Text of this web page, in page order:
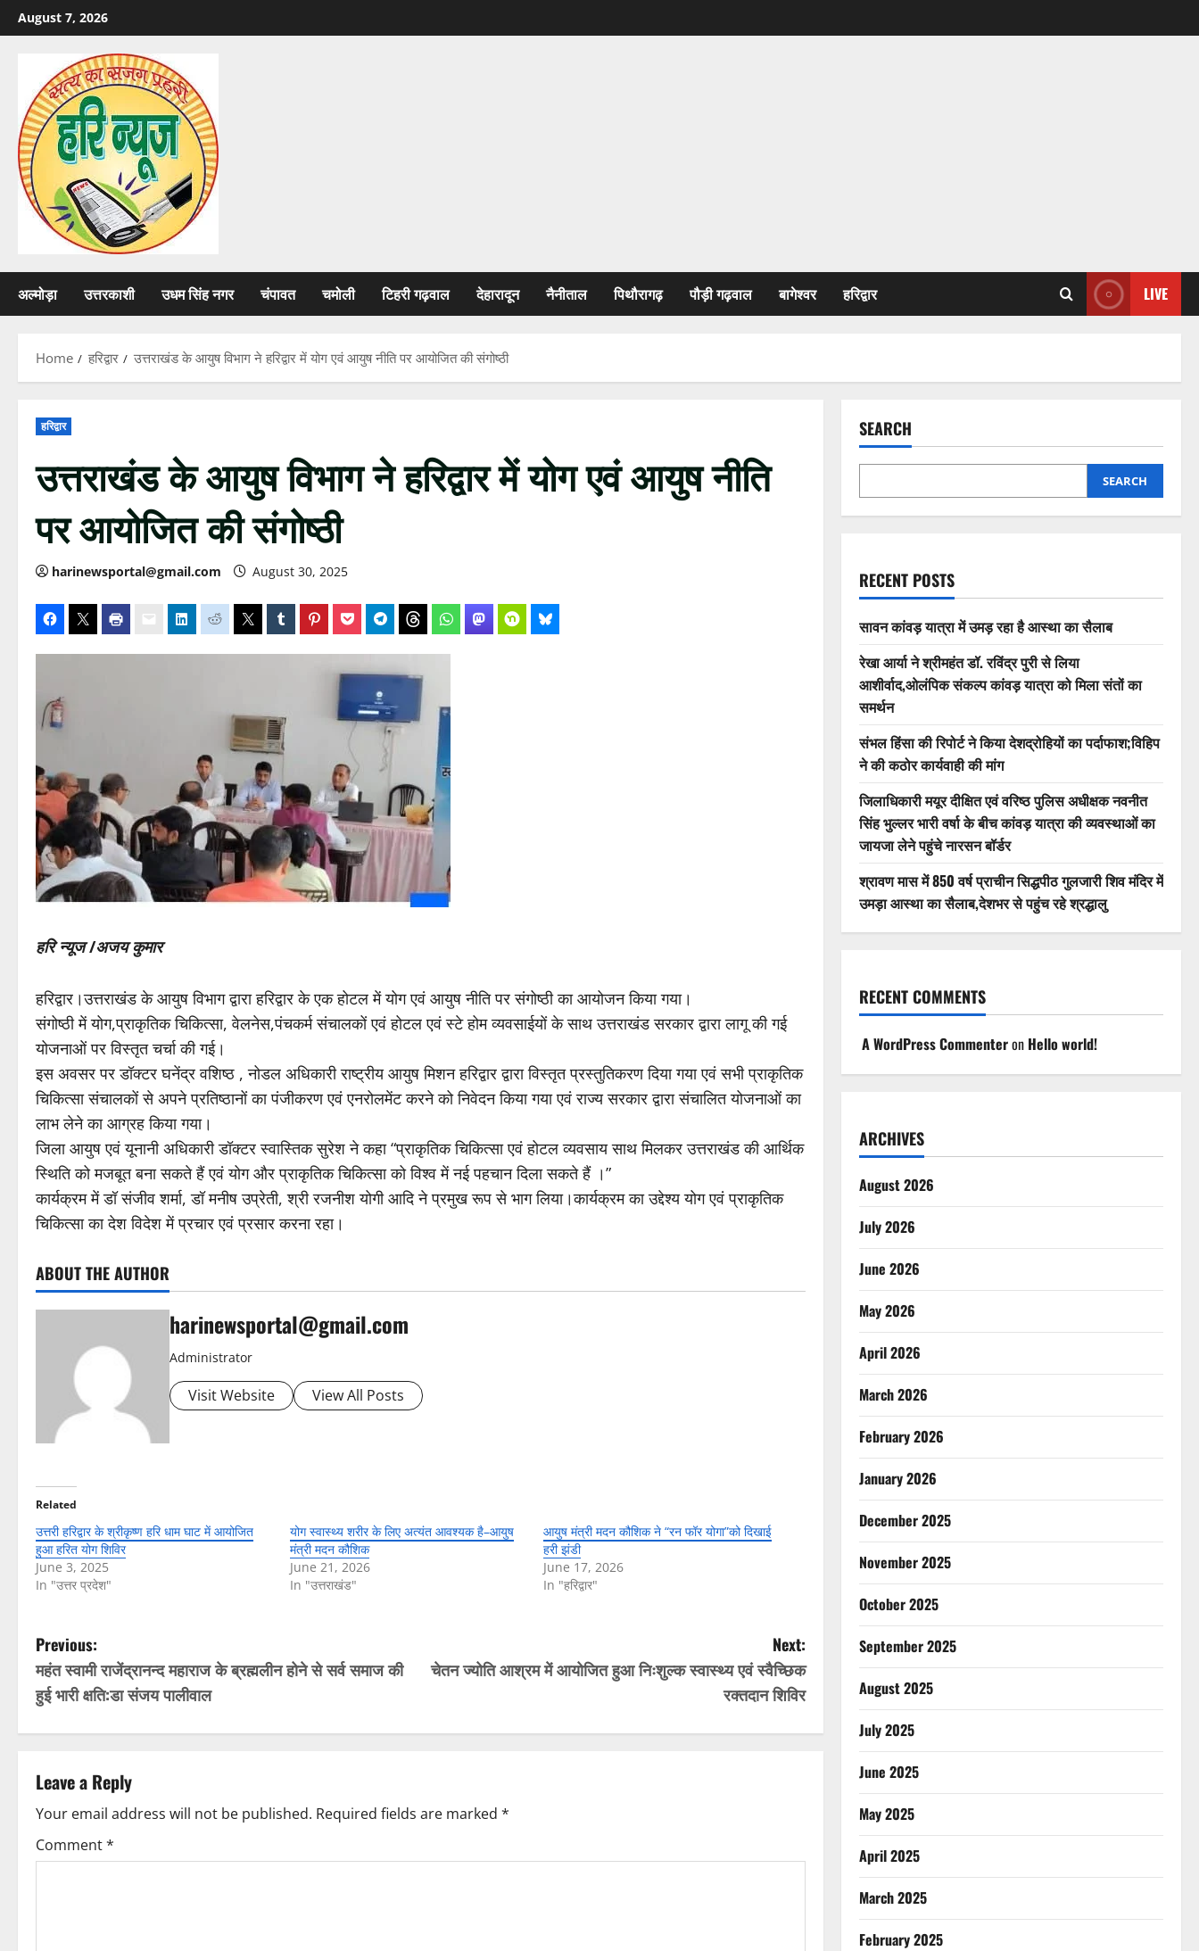
Skip
to
August 7, 2026
अल्मोड़ा उत्तरकाशी उधम सिंह नगर चंपावत चमोली टिहरी गढ़वाल देहारादून नैनीताल पिथौरागढ़ पौड़ी गढ़वाल बागेश्वर हरिद्वार LIVE
Home हरिद्वार उत्तराखंड के आयुष विभाग ने हरिद्वार में योग एवं आयुष नीति पर आयोजित की संगोष्ठी
हरिद्वार
उत्तराखंड के आयुष विभाग ने हरिद्वार में योग एवं आयुष नीति
पर आयोजित की संगोष्ठी
harinewsportal@gmail.com August 30, 2025
हरि न्यूज/अजय कुमार
हरिद्वार।उत्तराखंड के आयुष विभाग द्वारा हरिद्वार के एक होटल में योग एवं आयुष नीति पर संगोष्ठी का आयोजन किया गया।
संगोष्ठी में योग,प्राकृतिक चिकित्सा, वेलनेस,पंचकर्म संचालकों एवं होटल एवं स्टे होम व्यवसाईयों के साथ उत्तराखंड सरकार द्वारा लागू की गई
योजनाओं पर विस्तृत चर्चा की गई।
इस अवसर पर डॉक्टर घनेंद्र वशिष्ठ , नोडल अधिकारी राष्ट्रीय आयुष मिशन हरिद्वार द्वारा विस्तृत प्रस्तुतिकरण दिया गया एवं सभी प्राकृतिक
चिकित्सा संचालकों से अपने प्रतिष्ठानों का पंजीकरण एवं एनरोलमेंट करने को निवेदन किया गया एवं राज्य सरकार द्वारा संचालित योजनाओं का
लाभ लेने का आग्रह किया गया।
जिला आयुष एवं यूनानी अधिकारी डॉक्टर स्वास्तिक सुरेश ने कहा “प्राकृतिक चिकित्सा एवं होटल व्यवसाय साथ मिलकर उत्तराखंड की आर्थिक
स्थिति को मजबूत बना सकते हैं एवं योग और प्राकृतिक चिकित्सा को विश्व में नई पहचान दिला सकते हैं ।”
कार्यक्रम में डॉ संजीव शर्मा, डॉ मनीष उप्रेती, श्री रजनीश योगी आदि ने प्रमुख रूप से भाग लिया।कार्यक्रम का उद्देश्य योग एवं प्राकृतिक
चिकित्सा का देश विदेश में प्रचार एवं प्रसार करना रहा।
ABOUT THE AUTHOR
harinewsportal@gmail.com
Administrator
Visit Website View All Posts
Related
उत्तरी हरिद्वार के श्रीकृष्ण हरि धाम घाट में आयोजित
हुआ हरित योग शिविर
June 3, 2025
In "उत्तर प्रदेश"
योग स्वास्थ्य शरीर के लिए अत्यंत आवश्यक है–आयुष
मंत्री मदन कौशिक
June 21, 2026
In "उत्तराखंड"
आयुष मंत्री मदन कौशिक ने “रन फॉर योगा”को दिखाई
हरी झंडी
June 17, 2026
In "हरिद्वार"
P
o
s
n
a
v
Previous:
महंत स्वामी राजेंद्रानन्द महाराज के ब्रह्मलीन होने से सर्व समाज की
हुई भारी क्षति:डा संजय पालीवाल
Next:
चेतन ज्योति आश्रम में आयोजित हुआ निःशुल्क स्वास्थ्य एवं स्वैच्छिक
रक्तदान शिविर
Leave a Reply
Your email address will not be published. Required fields are marked *
Comment*
SEARCH
SEARCH
RECENT POSTS
सावन कांवड़ यात्रा में उमड़ रहा है आस्था का सैलाब
रेखा आर्या ने श्रीमहंत डॉ. रविंद्र पुरी से लिया
आशीर्वाद,ओलंपिक संकल्प कांवड़ यात्रा को मिला संतों का
समर्थन
संभल हिंसा की रिपोर्ट ने किया देशद्रोहियों का पर्दाफाश;विहिप
ने की कठोर कार्यवाही की मांग
जिलाधिकारी मयूर दीक्षित एवं वरिष्ठ पुलिस अधीक्षक नवनीत
सिंह भुल्लर भारी वर्षा के बीच कांवड़ यात्रा की व्यवस्थाओं का
जायजा लेने पहुंचे नारसन बॉर्डर
श्रावण मास में 850 वर्ष प्राचीन सिद्धपीठ गुलजारी शिव मंदिर में
उमड़ा आस्था का सैलाब,देशभर से पहुंच रहे श्रद्धालु
RECENT COMMENTS
A WordPress Commenteron Hello world!
ARCHIVES
August 2026
July 2026
June 2026
May 2026
April 2026
March 2026
February 2026
January 2026
December 2025
November 2025
October 2025
September 2025
August 2025
July 2025
June 2025
May 2025
April 2025
March 2025
February 2025